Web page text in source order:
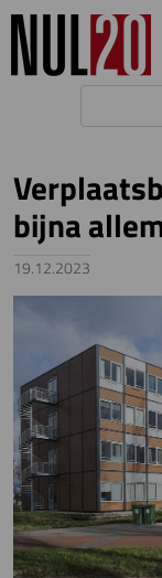
Overslaan en naar de
bijna
19.12.2023